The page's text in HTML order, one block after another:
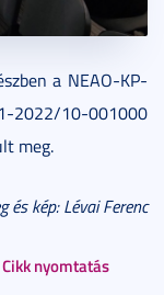
a NEAO-KP-
10-001000
meg.
és kép: Lévai Ferenc
Cikk nyomtatás